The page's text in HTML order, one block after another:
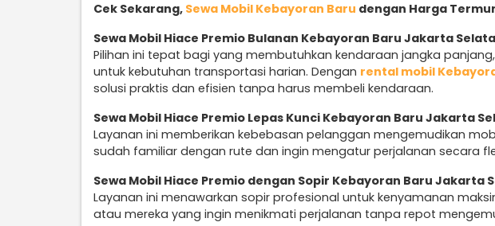
Cek Sekarang, Sewa Mobil Kebayoran Baru dengan Harga
Sewa Mobil Hiace Premio Bulanan Kebayoran Baru Jakarta
Pilihan ini tepat bagi yang membutuhkan kendaraan jangka
untuk kebutuhan transportasi harian. Dengan rental mobil
solusi praktis dan efisien tanpa harus membeli kendaraan.
Sewa Mobil Hiace Premio Lepas Kunci Kebayoran Baru Jakarta
Layanan ini memberikan kebebasan pelanggan mengemudikan
sudah familiar dengan rute dan ingin mengatur perjalanan secara
Sewa Mobil Hiace Premio dengan Sopir Kebayoran Baru Jakarta
Layanan ini menawarkan sopir profesional untuk kenyamanan
atau mereka yang ingin menikmati perjalanan tanpa repot